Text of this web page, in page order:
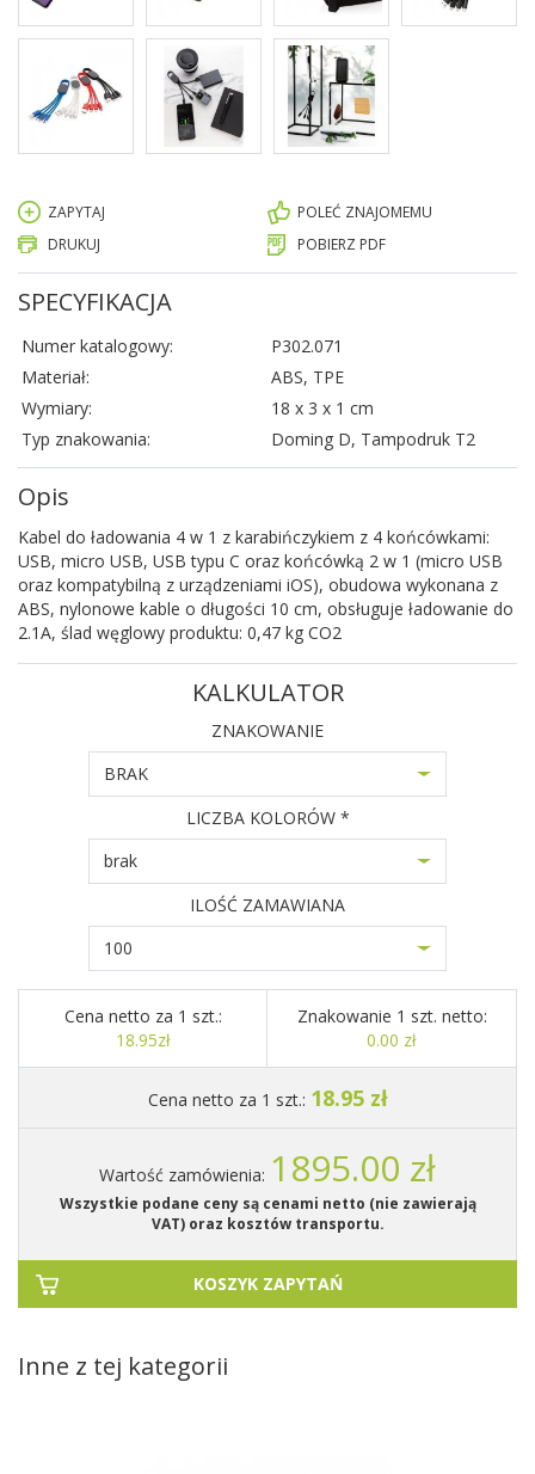
ZAPYTAJ
POLEĆ ZNAJOMEMU
DRUKUJ
POBIERZ PDF
SPECYFIKACJA
Numer katalogowy:
P302.071
Materiał:
ABS, TPE
Wymiary:
18 x 3 x 1 cm
Typ znakowania:
Doming D, Tampodruk T2
Opis
Kabel do ładowania 4 w 1 z karabińczykiem z 4 końcówkami:
USB, micro USB, USB typu C oraz końcówką 2 w 1 (micro USB
oraz kompatybilną z urządzeniami iOS), obudowa wykonana z
ABS, nylonowe kable o długości 10 cm, obsługuje ładowanie do
2.1A, ślad węglowy produktu: 0,47 kg CO2
KALKULATOR
ZNAKOWANIE
BRAK
LICZBA KOLORÓW *
brak
ILOŚĆ ZAMAWIANA
100
Cena netto za 1 szt.:
18.95zł
Znakowanie 1 szt. netto:
0.00 zł
Cena netto za 1 szt.: 18.95 zł
Wartość zamówienia: 1895.00 zł
Wszystkie podane ceny są cenami netto (nie zawierają
VAT) oraz kosztów transportu.
KOSZYK ZAPYTAŃ
Inne z tej kategorii